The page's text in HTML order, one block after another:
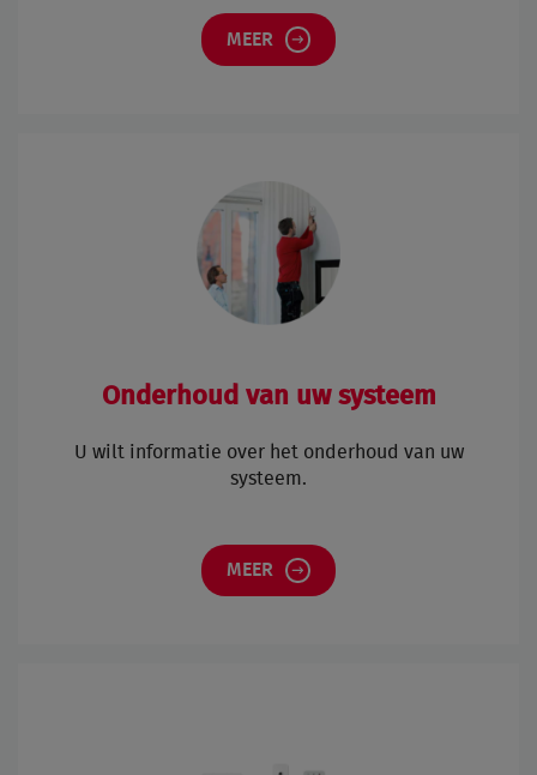
MEER
Onderhoud van uw systeem
U wilt informatie over het onderhoud van uw
systeem.
MEER